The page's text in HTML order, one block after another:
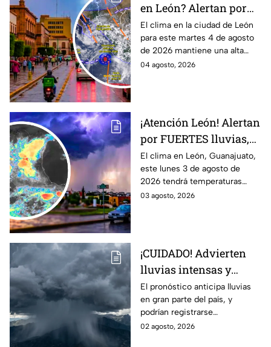
en León? Alertan por
ALTA probabilidad de
lluvia HOY martes, por
inestabilidad
atmosférica
El clima en la ciudad de León
para este martes 4 de agosto
de 2026 mantiene una alta
probabilidad de lluvia, de
04 agosto, 2026
¡Atención León! Alertan
por FUERTES lluvias,
tormentas y posible
granizo en Guanajuato
HOY lunes: HORA
EXACTA
El clima en León, Guanajuato,
este lunes 3 de agosto de
2026 tendrá temperaturas
cálidas, posibles lluvias
03 agosto, 2026
¡CUIDADO! Advierten
lluvias intensas y
fuertes rachas de
viento en México;
¿cómo afectará a
Guanajuato?
El pronóstico anticipa lluvias
en gran parte del país, y
podrían registrarse
afectaciones por las
02 agosto, 2026